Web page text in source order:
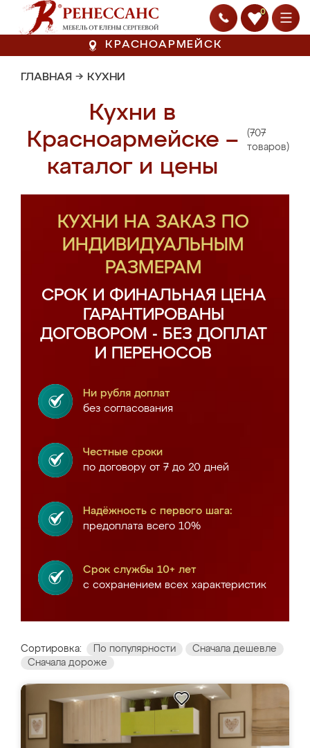
0
КРАСНОАРМЕЙСК
ГЛАВНАЯ → КУХНИ
Кухни в
Красноармейске –
каталог и цены
(707
товаров)
КУХНИ НА ЗАКАЗ ПО
ИНДИВИДУАЛЬНЫМ
РАЗМЕРАМ
СРОК И ФИНАЛЬНАЯ ЦЕНА
ГАРАНТИРОВАНЫ
ДОГОВОРОМ - БЕЗ ДОПЛАТ
И ПЕРЕНОСОВ
Ни рубля доплат
без согласования
Честные сроки
по договору от 7 до 20 дней
Надёжность с первого шага:
предоплата всего 10%
Срок службы 10+ лет
с сохранением всех характеристик
Сортировка: По популярности
Сначала дешевле
Сначала дороже